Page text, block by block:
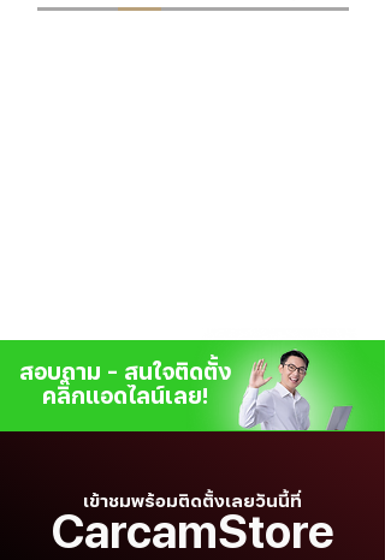
สอบถาม - สนใจติดตั้ง
คลิ๊กแอดไลน์เลย!
เข้าชมพร้อมติดตั้งเลยวันนี้ที่
CarcamStore